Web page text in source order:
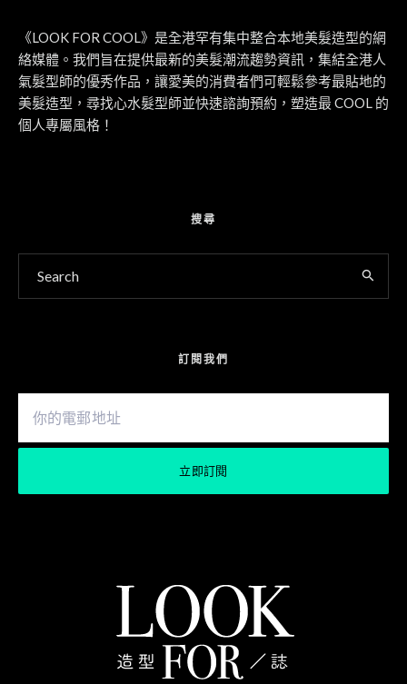
《LOOK FOR COOL》是全港罕有集中整合本地美髮造型的網
絡媒體。我們旨在提供最新的美髮潮流趨勢資訊，集結全港人
氣髮型師的優秀作品，讓愛美的消費者們可輕鬆參考最貼地的
美髮造型，尋找心水髮型師並快速諮詢預約，塑造最 COOL 的
個人專屬風格！
搜尋
訂閱我們